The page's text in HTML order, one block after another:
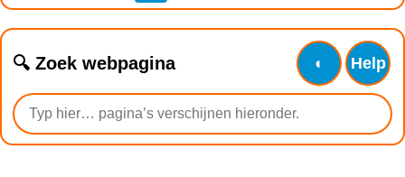
🔍 Zoek webpagina ◐ Help